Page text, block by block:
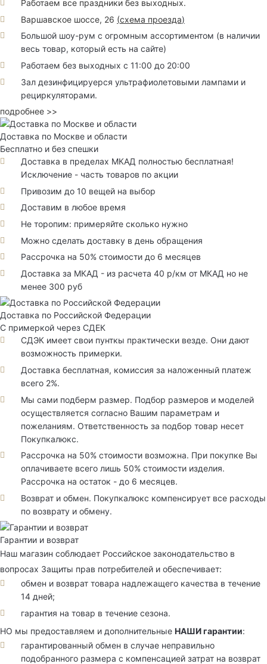
Работаем все праздники без выходных.
Варшавское шоссе, 26 (схема проезда)
Большой шоу-рум с огромным ассортиментом (в наличии
весь товар, который есть на сайте)
Работаем без выходных с 11:00 до 20:00
Зал дезинфицируерся ультрафиолетовыми лампами и
рециркуляторами.
подробнее >>
Доставка по Москве и области
Бесплатно и без спешки
Доставка в пределах МКАД полностью бесплатная!
Исключение - часть товаров по акции
Привозим до 10 вещей на выбор
Доставим в любое время
Не торопим: примеряйте сколько нужно
Можно сделать доставку в день обращения
Рассрочка на 50% стоимости до 6 месяцев
Доставка за МКАД - из расчета 40 р/км от МКАД но не
менее 300 руб
Доставка по Российской Федерации
С примеркой через СДЕК
СДЭК имеет свои пунткы практически везде. Они дают
возможность примерки.
Доставка бесплатная, комиссия за наложенный платеж
всего 2%.
Мы сами подберм размер. Подбор размеров и моделей
осуществляется согласно Вашим параметрам и
пожеланиям. Ответственность за подбор товар несет
Покупкалюкс.
Рассрочка на 50% стоимости возможна. При покупке Вы
оплачиваете всего лишь 50% стоимости изделия.
Рассрочка на остаток - до 6 месяцев.
Возврат и обмен. Покупкалюкс компенсирует все расходы
по возврату и обмену.
Гарантии и возврат
Наш магазин соблюдает Российское законодательство в
вопросах Защиты прав потребителей и обеспечивает:
обмен и возврат товара надлежащего качества в течение
14 дней;
гарантия на товар в течение сезона.
НО мы предоставляем и дополнительные НАШИ гарантии:
гарантированный обмен в случае неправильно
подобранного размера с компенсацией затрат на возврат